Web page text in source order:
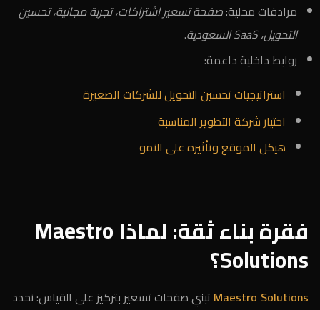
مرادفات محلية:صفحة تسعير اشتراكات، تجربة مجانية، تحسين
التحويل، SaaS السعودية
.
روابط داخلية داعمة:
استراتيجيات تحسين التحويل للشركات الصغيرة
اختيار شركة التطوير المناسبة
هيكل الموقع وتأثيره على النمو
فقرة بناء ثقة: لماذا Maestro
Solutions؟
Maestro Solutions تبني صفحات تسعير بتركيز على القياس: نحدد